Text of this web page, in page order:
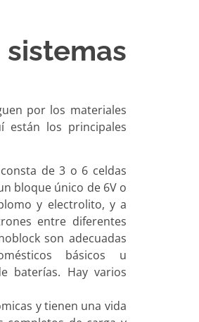
por los materiales
están los principales
de 3 o 6 celdas
bloque único de 6V o
y electrolito, y a
entre diferentes
son adecuadas
básicos u
baterías. Hay varios
y tienen una vida